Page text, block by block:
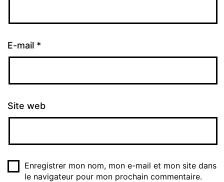
E-mail *
Site web
Enregistrer mon nom, mon e-mail et mon site dans
le navigateur pour mon prochain commentaire.